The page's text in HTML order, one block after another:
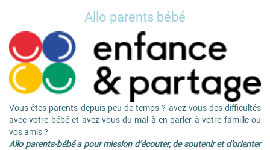
Allo parents bébé
Vous êtes parents depuis peu de temps ? avez-vous des difficultés
avec votre bébé et avez-vous du mal à en parler à votre famille ou
vos amis ?
Allo parents-bébé a pour mission d’écouter, de soutenir et d’orienter